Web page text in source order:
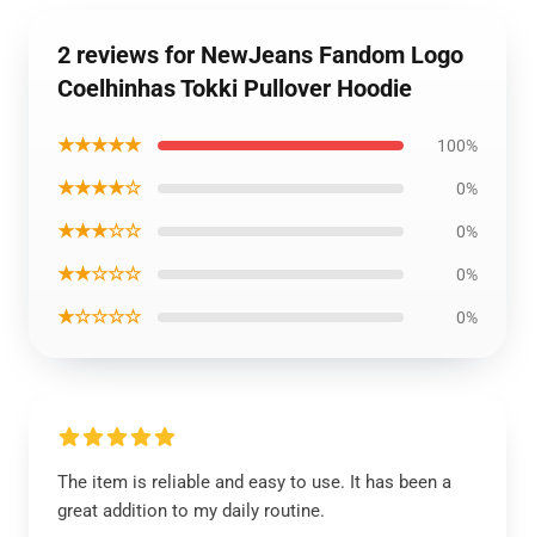
2 reviews for NewJeans Fandom Logo
Coelhinhas Tokki Pullover Hoodie
★★★★★ 100%
★★★★☆ 0%
★★★☆☆ 0%
★★☆☆☆ 0%
★☆☆☆☆ 0%
The item is reliable and easy to use. It has been a
great addition to my daily routine.